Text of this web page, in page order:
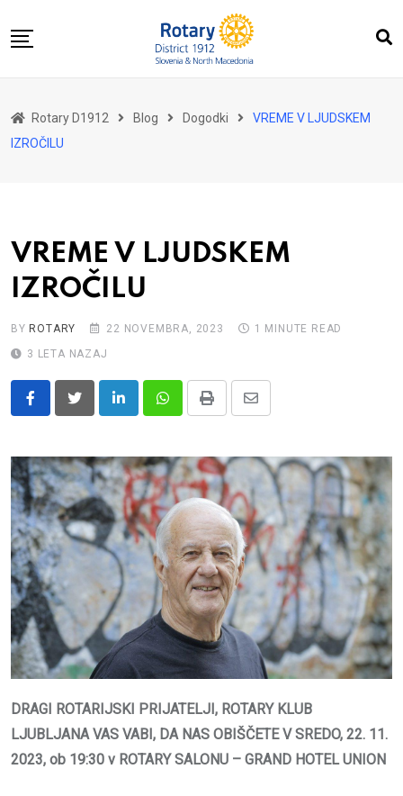
to
O nas
Kontakt
Rotary D1912 Blog Dogodki
VREME V LJUDSKEM
IZROČILU
VREME V LJUDSKEM
IZROČILU
BY ROTARY 22 NOVEMBRA, 2023
1 MINUTE READ
3 LETA NAZAJ
LinkedInWhatsappPrint
Share
Email
DRAGI ROTARIJSKI PRIJATELJI, ROTARY KLUB
LJUBLJANAVAS VABI, DA NAS OBIŠČETEV SREDO, 22. 11.
2023, ob 19:30 v ROTARY SALONU – GRAND HOTEL UNION